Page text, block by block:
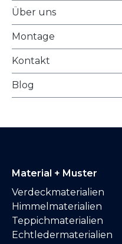
Über uns
Montage
Kontakt
Blog
Material + Muster
Verdeckmaterialien
Himmelmaterialien
Teppichmaterialien
Echtledermaterialien